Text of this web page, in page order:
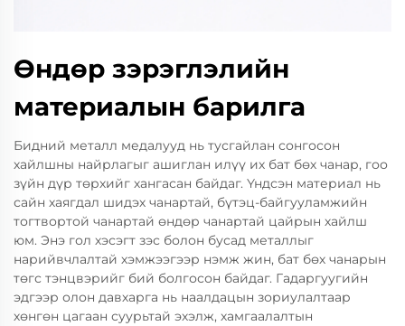
Өндөр зэрэглэлийн
материалын барилга
Бидний металл медалууд нь тусгайлан сонгосон
хайлшны найрлагыг ашиглан илүү их бат бөх чанар, гоо
зүйн дүр төрхийг хангасан байдаг. Үндсэн материал нь
сайн хаягдал шидэх чанартай, бүтэц-байгууламжийн
тогтвортой чанартай өндөр чанартай цайрын хайлш
юм. Энэ гол хэсэгт зэс болон бусад металлыг
нарийвчлалтай хэмжээгээр нэмж жин, бат бөх чанарын
төгс тэнцвэрийг бий болгосон байдаг. Гадаргуугийн
эдгээр олон давхарга нь наалдацын зориулалтаар
хөнгөн цагаан суурьтай эхэлж, хамгаалалтын